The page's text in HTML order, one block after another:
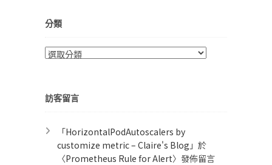
分類
分
訪客留言
「HorizontalPodAutoscalers by
customize metric – Claire's Blog 」於
〈Prometheus Rule for Alert​〉發佈留言